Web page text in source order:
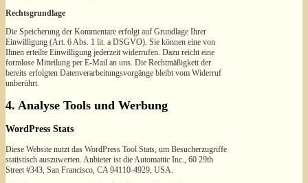
Rechtsgrundlage
Die Speicherung der Kommentare erfolgt auf Grundlage Ihrer
Einwilligung (Art. 6 Abs. 1 lit. a DSGVO). Sie können eine von
Ihnen erteilte Einwilligung jederzeit widerrufen. Dazu reicht eine
formlose Mitteilung per E-Mail an uns. Die Rechtmäßigkeit der
bereits erfolgten Datenverarbeitungsvorgänge bleibt vom Widerruf
unberührt.
4. Analyse Tools und Werbung
WordPress Stats
Diese Website nutzt das WordPress Tool Stats, um Besucherzugriffe
statistisch auszuwerten. Anbieter ist die Automattic Inc., 60 29th
Street #343, San Francisco, CA 94110-4929, USA.